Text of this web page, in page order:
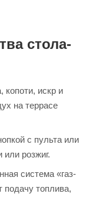
стола-
копоти, искр и
на террасе
с пульта или
розжиг.
система «газ-
подачу топлива,